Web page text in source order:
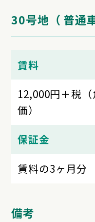
30号地（ 普通
賃料
12,000円＋税
価）
保証金
賃料の3ヶ月分
備考